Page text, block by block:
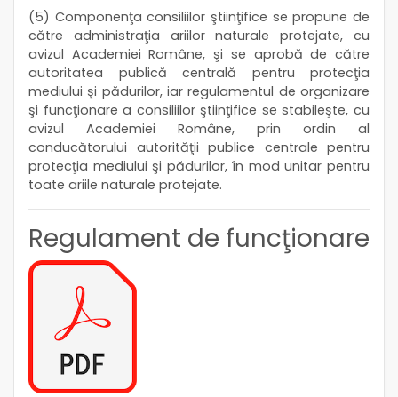
(5) Componenţa consiliilor ştiinţifice se propune de
către administraţia ariilor naturale protejate, cu
avizul Academiei Române, şi se aprobă de către
autoritatea publică centrală pentru protecţia
mediului şi pădurilor, iar regulamentul de organizare
şi funcţionare a consiliilor ştiinţifice se stabileşte, cu
avizul Academiei Române, prin ordin al
conducătorului autorităţii publice centrale pentru
protecţia mediului şi pădurilor, în mod unitar pentru
toate ariile naturale protejate.
Regulament de funcţionare